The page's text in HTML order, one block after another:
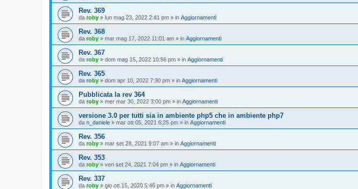
Rev. 369
da roby » lun mag 23, 2022 2:41 pm » in Aggiornamenti
Rev. 368
da roby » mar mag 17, 2022 11:01 am » in Aggiornamenti
Rev. 367
da roby » dom mag 15, 2022 10:56 pm » in Aggiornamenti
Rev. 365
da roby » dom apr 10, 2022 7:30 pm » in Aggiornamenti
Pubblicata la rev 364
da roby » mer mar 30, 2022 3:00 pm » in Aggiornamenti
versione 3.0 per tutti sia in ambiente php5 che in ambiente php7
da n_daniele » mar ott 05, 2021 6:25 pm » in Aggiornamenti
Rev. 356
da roby » mar set 28, 2021 9:07 am » in Aggiornamenti
Rev. 353
da roby » ven set 24, 2021 7:04 pm » in Aggiornamenti
Rev. 337
da roby » gio ott 15, 2020 5:46 pm » in Aggiornamenti